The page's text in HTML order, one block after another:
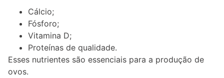
Cálcio;
Fósforo;
Vitamina D;
Proteínas de qualidade.
Esses nutrientes são essenciais para a produção de
ovos.